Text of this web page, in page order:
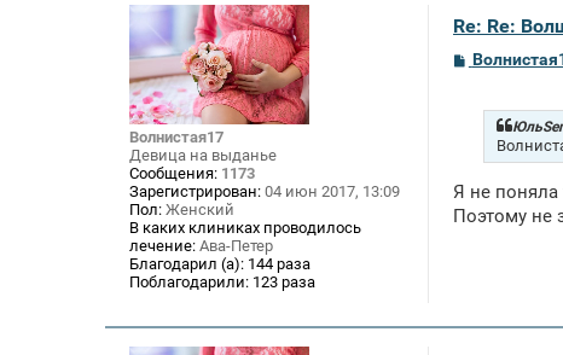
Волнистая17
Девица на выданье
Сообщения: 1173
Зарегистрирован: 04 июн 2017, 13:09
Пол: Женский
В каких клиниках проводилось
лечение: Ава-Петер
Благодарил (а): 144 раза
Поблагодарили: 123 раза
Re: Re:
С
е
Я не поняла
Поэтому не